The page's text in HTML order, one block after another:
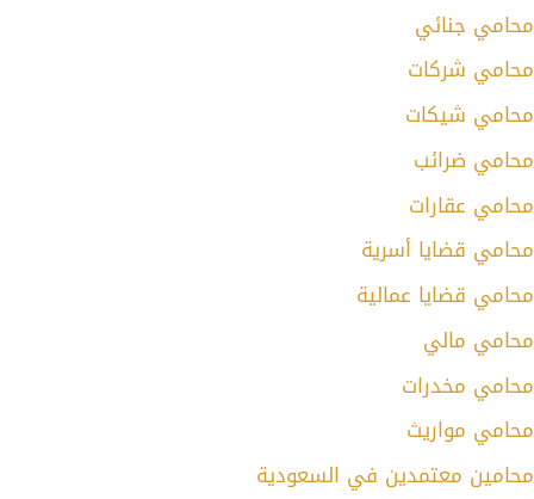
محامي جنائي
محامي شركات
محامي شيكات
محامي ضرائب
محامي عقارات
محامي قضايا أسرية
محامي قضايا عمالية
محامي مالي
محامي مخدرات
محامي مواريث
محامين معتمدين في السعودية